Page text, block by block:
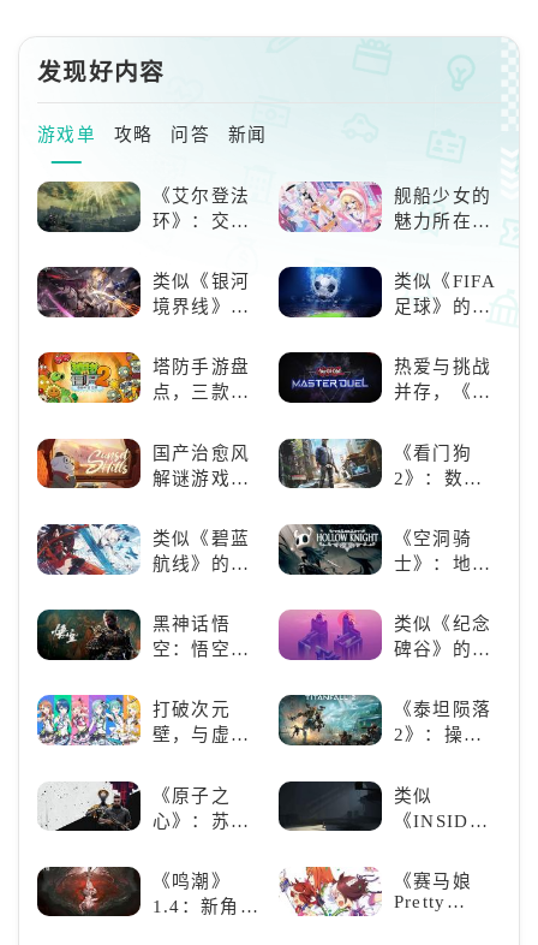
发现好内容
游戏单 攻略 问答 新闻
《艾尔登法
环》：交界
奇与魂系新
巅峰
舰船少女的
魅力所在：
线》
类似《银河
境界线》的
类手游推
荐：极致策
类似《FIFA
足球》的足
荐！快来赢
得世界冠军
塔防手游盘
点，三款不
防佳作
热爱与挑战
并存，《游
决斗》，牌
佬都爱玩的
游戏是啥
国产治愈风
解谜游戏
丘》
《看门狗
2》：数字
狂欢
类似《碧蓝
航线》的养
养成你的梦
想！
《空洞骑
士》：地下
探索与极致
冒险
黑神话悟
空：悟空携
来，游戏界
的东方巨
类似《纪念
碑谷》的解
荐：体验沉
浸式解谜，
打破次元
壁，与虚拟
写音符物语
《泰坦陨落
2》：操控
未来战场；
跑酷突袭，
《原子之
心》：苏联
游戏盛宴与
瑕疵
类似
《INSIDE》
戏！快动起
你的小脑筋
《鸣潮》
1.4：新角
《赛马娘
Pretty